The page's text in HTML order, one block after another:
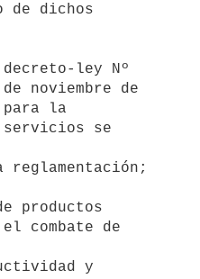
de dichos
ley Nº
noviembre de
para la
servicios se
productos
combate de
y